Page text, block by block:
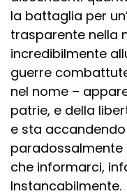
la battaglia per
trasparente nella
incredibilmente
guerre
nel nome –
patrie, e della
e sta
che informarci,
Instancabilmente.